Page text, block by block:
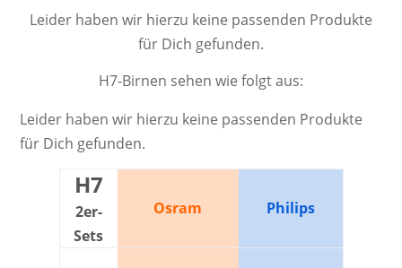
Leider haben wir hierzu keine passenden Produkte
für Dich gefunden.
H7-Birnen sehen wie folgt aus:
Leider haben wir hierzu keine passenden Produkte
für Dich gefunden.
H7
2er-
Sets
Osram Philips